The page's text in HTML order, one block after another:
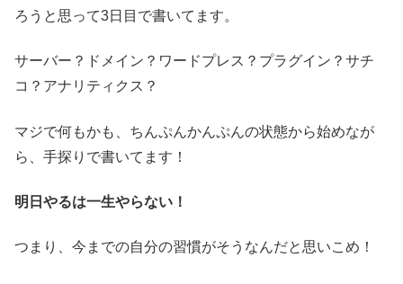
ろうと思って3日目で書いてます。
サーバー？ドメイン？ワードプレス？プラグイン？サチ
コ？アナリティクス？
マジで何もかも、ちんぷんかんぷんの状態から始めなが
ら、手探りで書いてます！
明日やるは一生やらない！
つまり、今までの自分の習慣がそうなんだと思いこめ！